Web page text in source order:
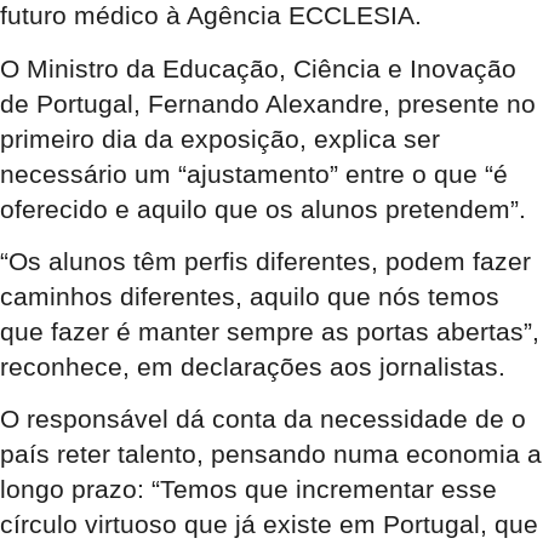
futuro médico à Agência ECCLESIA.
O Ministro da Educação, Ciência e Inovação
de Portugal, Fernando Alexandre, presente no
primeiro dia da exposição, explica ser
necessário um “ajustamento” entre o que “é
oferecido e aquilo que os alunos pretendem”.
“Os alunos têm perfis diferentes, podem fazer
caminhos diferentes, aquilo que nós temos
que fazer é manter sempre as portas abertas”,
reconhece, em declarações aos jornalistas.
O responsável dá conta da necessidade de o
país reter talento, pensando numa economia a
longo prazo: “Temos que incrementar esse
círculo virtuoso que já existe em Portugal, que